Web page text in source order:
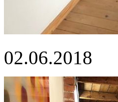
02.06.2018